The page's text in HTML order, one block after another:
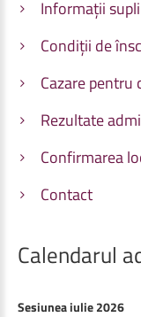
Informații
Condiții de
Cazare
Rezultate
Confirmarea
Contact
Calendarul
Sesiunea iulie 2026